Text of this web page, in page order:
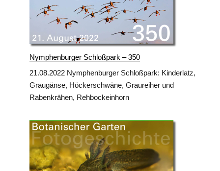
Nymphenburger Schloßpark – 350
21.08.2022 Nymphenburger Schloßpark: Kinderlatz,
Graugänse, Höckerschwäne, Graureiher und
Rabenkrähen, Rehbockeinhorn